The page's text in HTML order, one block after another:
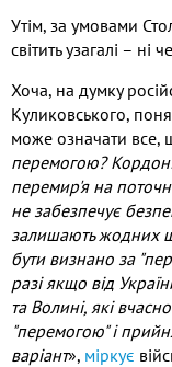
Утім, за умовами
світить узагалі – ні
Хоча, на думку
Куликовського,
може означати все,
перемогою?
перемир'я на
не забезпечує
залишають жодних
бути визнано за
разі якщо від
та Волині, які
"перемогою" і
варіант», міркує